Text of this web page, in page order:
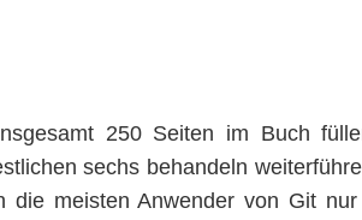
250 Seiten im Buch
sechs behandeln
meisten Anwender von Git nur